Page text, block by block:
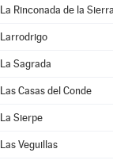
La Rinconada de la Sierra
Larrodrigo
La Sagrada
Las Casas del Conde
La Sierpe
Las Veguillas